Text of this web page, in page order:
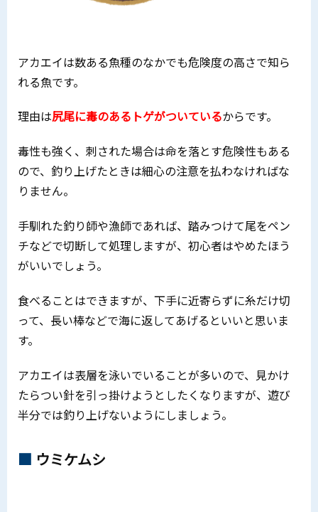
アカエイは数ある魚種のなかでも危険度の高さで知ら
れる魚です。
理由は尻尾に毒のあるトゲがついているからです。
毒性も強く、刺された場合は命を落とす危険性もある
ので、釣り上げたときは細心の注意を払わなければな
りません。
手馴れた釣り師や漁師であれば、踏みつけて尾をペン
チなどで切断して処理しますが、初心者はやめたほう
がいいでしょう。
食べることはできますが、下手に近寄らずに糸だけ切
って、長い棒などで海に返してあげるといいと思いま
す。
アカエイは表層を泳いでいることが多いので、見かけ
たらつい針を引っ掛けようとしたくなりますが、遊び
半分では釣り上げないようにしましょう。
ウミケムシ